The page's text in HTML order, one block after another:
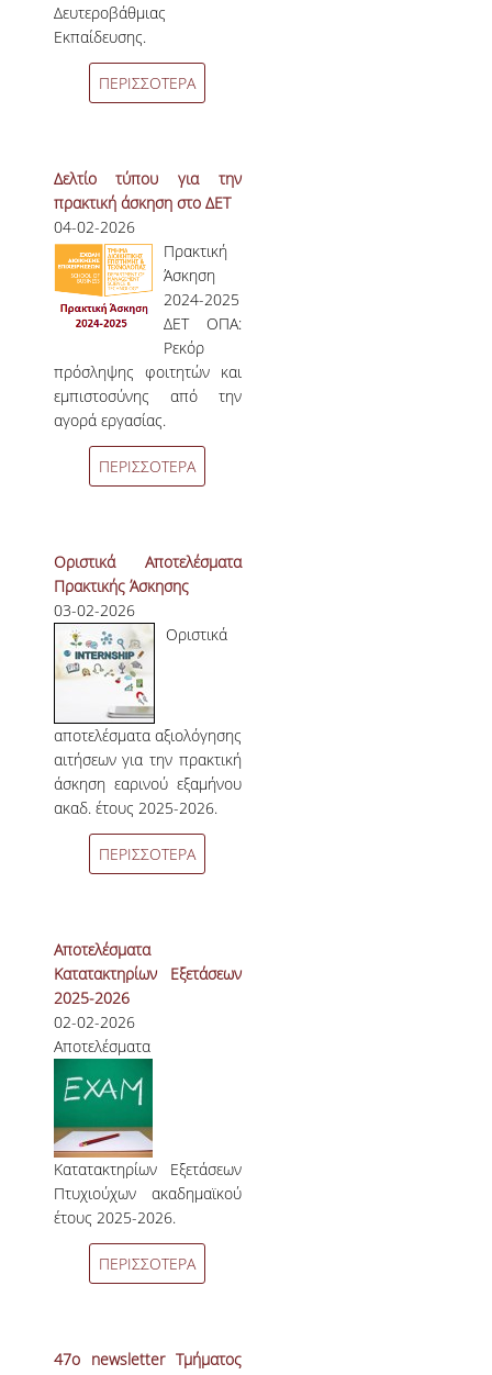
Δευτεροβάθμιας
Εκπαίδευσης.
ΠΕΡΙΣΣΟΤΕΡΑ
Δελτίο τύπου για την
πρακτική άσκηση στο ΔΕΤ
04-02-2026
Πρακτική
Άσκηση
2024-2025
ΔΕΤ ΟΠΑ:
Ρεκόρ
πρόσληψης φοιτητών και
εμπιστοσύνης από την
αγορά εργασίας.
ΠΕΡΙΣΣΟΤΕΡΑ
Οριστικά Αποτελέσματα
Πρακτικής Άσκησης
03-02-2026
Οριστικά
αποτελέσματα αξιολόγησης
αιτήσεων για την πρακτική
άσκηση εαρινού εξαμήνου
ακαδ. έτους 2025-2026.
ΠΕΡΙΣΣΟΤΕΡΑ
Αποτελέσματα
Κατατακτηρίων Εξετάσεων
2025-2026
02-02-2026
Αποτελέσματα
Κατατακτηρίων Εξετάσεων
Πτυχιούχων ακαδημαϊκού
έτους 2025-2026.
ΠΕΡΙΣΣΟΤΕΡΑ
47ο newsletter Τμήματος